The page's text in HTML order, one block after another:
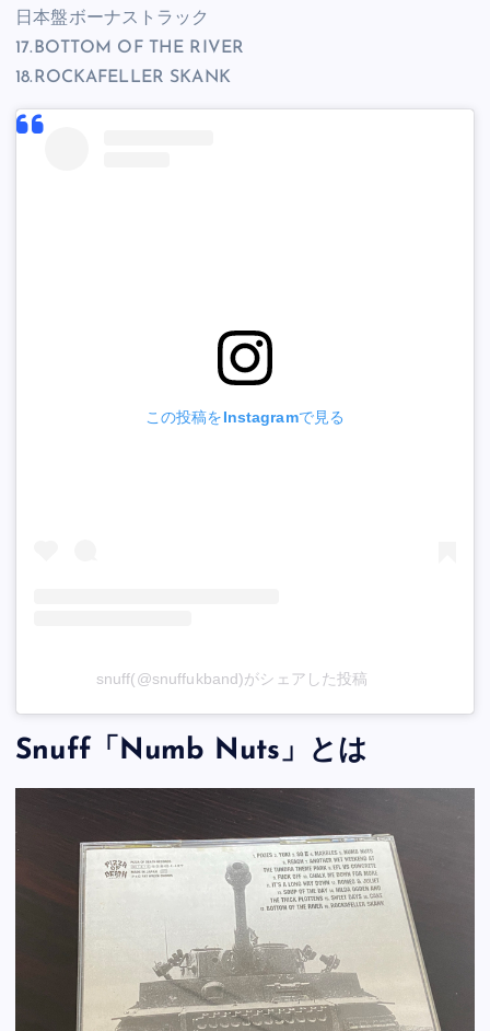
日本盤ボーナストラック
17.BOTTOM OF THE RIVER
18.ROCKAFELLER SKANK
この投稿をInstagramで見る
snuff(@snuffukband)がシェアした投稿
Snuff「Numb Nuts」とは